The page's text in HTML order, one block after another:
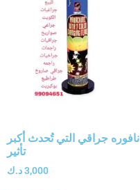
نافوره جراقي التي تُحدث أكبر
تأثير
3,000د.ك